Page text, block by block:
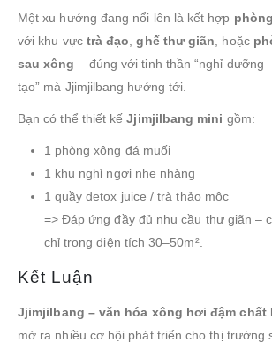
Một xu hướng đang nổi lên là kết hợp
với khu vực trà đạo ,ghế thư giãn , hoặc
sau xông – đúng với tinh thần “nghỉ dưỡng
tạo” mà Jjimjilbang hướng tới.
Bạn có thể thiết kếJjimjilbang mini gồm:
1 phòng xông đá muối
1 khu nghỉ ngơi nhẹ nhàng
1 quầy detox juice / trà thảo mộc
=> Đáp ứng đầy đủ nhu cầu thư giãn –
chỉ trong diện tích 30–50m².
Kết Luận
Jjimjilbang – văn hóa xông hơi đậm chất
mở ra nhiều cơ hội phát triển cho thị trường